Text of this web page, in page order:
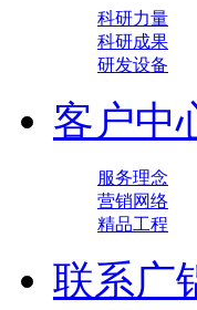
科研力量
科研成果
研发设备
客户中
服务理念
营销网络
精品工程
联系广